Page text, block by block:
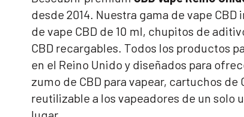
desde 2014. Nuestra gama de vape
de vape CBD de 10 ml, chupitos de
CBD recargables. Todos los productos
en el Reino Unido y diseñados para
zumo de CBD para vapear, cartuchos
reutilizable a los vapeadores de un solo